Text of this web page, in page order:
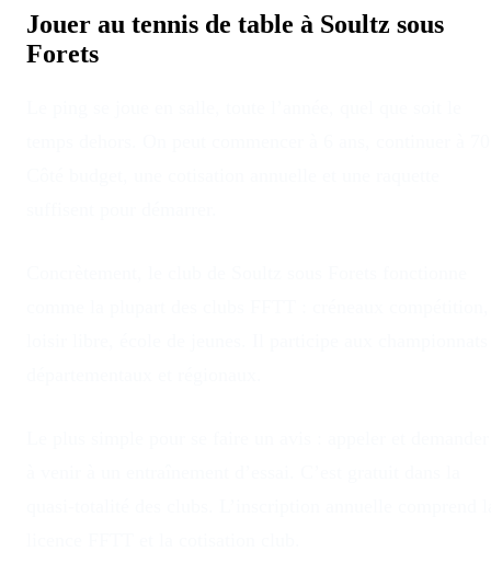
Jouer au tennis de table à Soultz sous
Forets